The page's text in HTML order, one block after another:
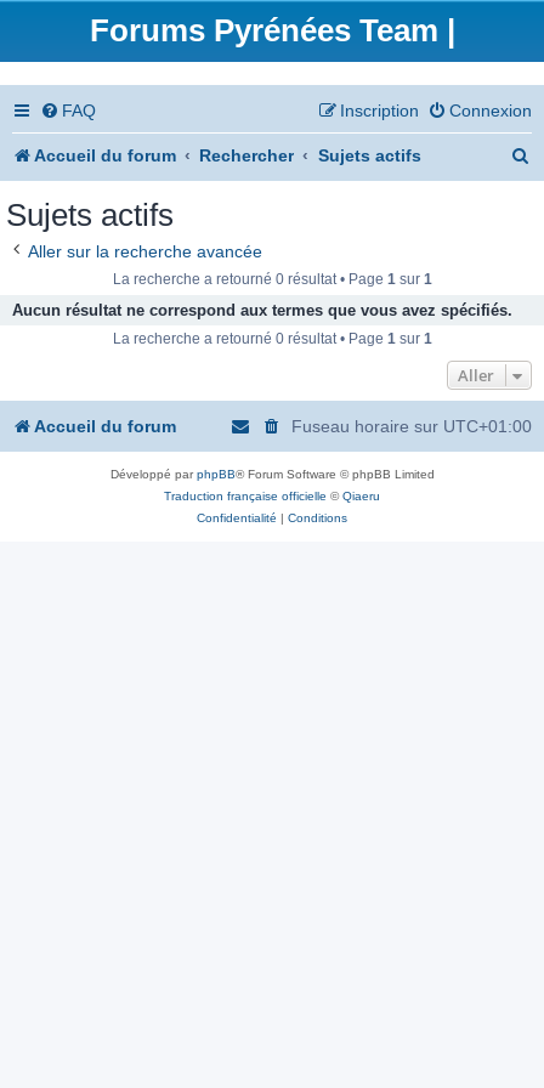
Forums Pyrénées Team |
FAQ Connexion
Inscription
Accueil du forum Rechercher Sujets actifs
e
Sujets actifs
Aller sur la recherche avancée
La recherche a retourné 0 résultat • Page 1sur 1
Aucun résultat ne correspond aux termes que vous avez spécifiés.
La recherche a retourné 0 résultat • Page 1sur 1
Aller
Accueil du forum Fuseau horaire sur UTC+01:00
Développé parphpBB® Forum Software © phpBB Limited
Traduction française officielle ©Qiaeru
Confidentialité | Conditions